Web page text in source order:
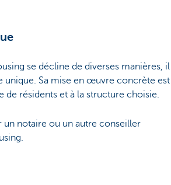
se décline de diverses manières, il
unique. Sa mise en œuvre concrète est
résidents et à la structure choisie.
un notaire ou un autre conseiller